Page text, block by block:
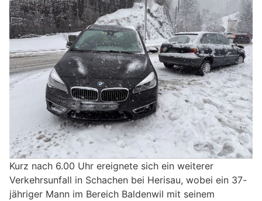
Kurz nach 6.00 Uhr ereignete sich ein weiterer
Verkehrsunfall in Schachen bei Herisau, wobei ein 37-
jähriger Mann im Bereich Baldenwil mit seinem